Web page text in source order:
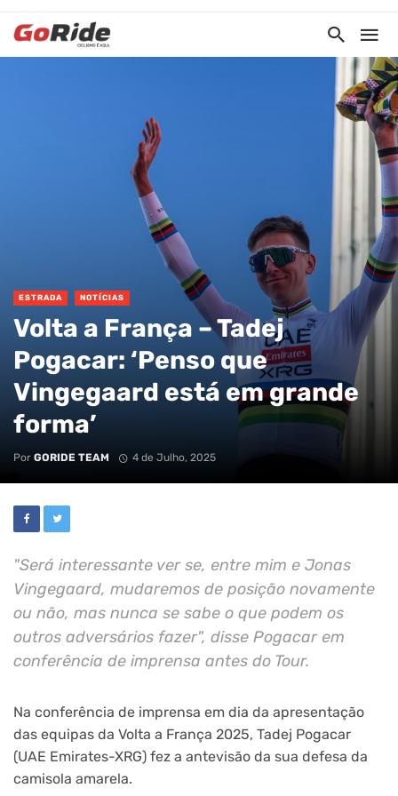
ESTRADA NOTÍCIAS
Volta a França – Tadej
Pogacar: ‘Penso que
Vingegaard está em grande
forma’
Por GORIDE TEAM 4 de Julho, 2025
"Será interessante ver se, entre mim e Jonas
Vingegaard, mudaremos de posição novamente
ou não, mas nunca se sabe o que podem os
outros adversários fazer", disse Pogacar em
conferência de imprensa antes do Tour.
Na conferência de imprensa em dia da apresentação
das equipas da Volta a França 2025, Tadej Pogacar
(UAE Emirates-XRG) fez a antevisão da sua defesa da
camisola amarela.